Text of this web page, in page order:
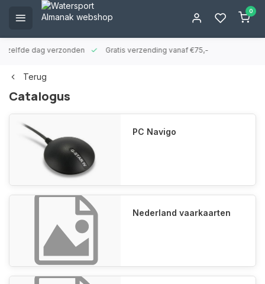
0
zelfde dag verzonden Gratis verzending vanaf €75,-
Terug
Catalogus
PC Navigo
Nederland vaarkaarten